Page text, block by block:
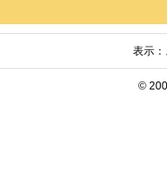
表示：
©